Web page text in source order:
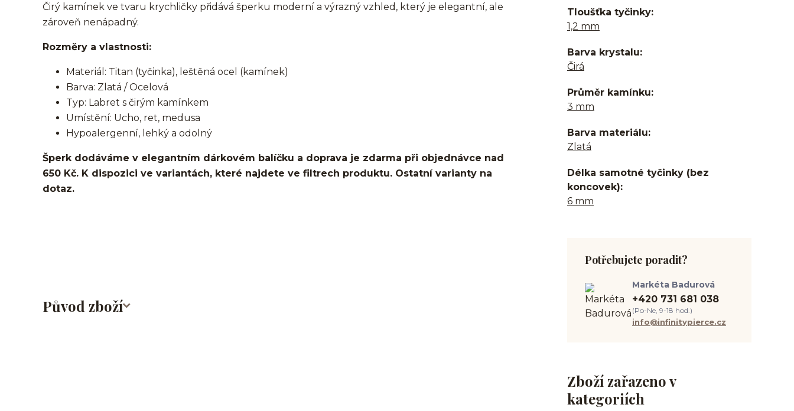
Čirý kamínek ve tvaru krychličky přidává šperku moderní a výrazný vzhled, který je elegantní, ale
zároveň nenápadný.
Rozměry a vlastnosti:
Materiál: Titan (tyčinka), leštěná ocel (kamínek)
Barva: Zlatá / Ocelová
Typ: Labret s čirým kamínkem
Umístění: Ucho, ret, medusa
Hypoalergenní, lehký a odolný
Šperk dodáváme v elegantním dárkovém balíčku a doprava je zdarma při objednávce nad
650 Kč. K dispozici ve variantách, které najdete ve filtrech produktu. Ostatní varianty na
dotaz.
Původ zboží
Tloušťka tyčinky
1,2 mm
Barva krystalu
Čirá
Průměr kamínku
3 mm
Barva materiálu
Zlatá
Délka samotné tyčinky (bez
koncovek)
6 mm
Zboží zařazeno v
kategoriích
Potřebujete poradit?
Markéta Badurová
+420 731 681 038
(Po-Ne, 9-18 hod.)
info@infinitypierce.cz